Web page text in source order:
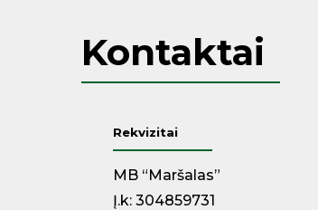
Kontaktai
Rekvizitai
MB “Maršalas”
Į.k: 304859731